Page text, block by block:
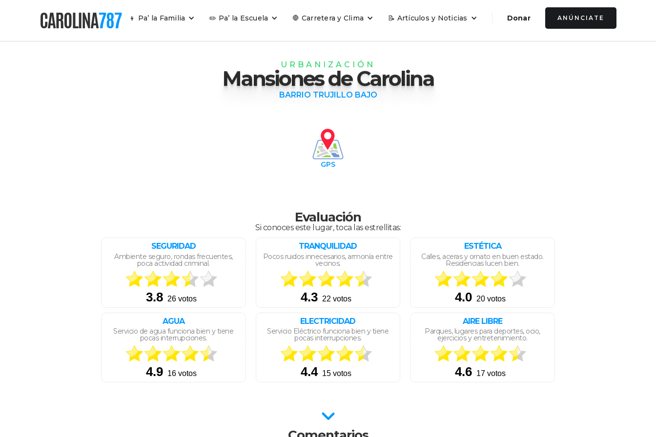
CAROLINA787 👦 Pa’ la Familia ✏️ Pa’ la Escuela 🛑 Carretera y Clima 📝 Artículos y Noticias Donar ANÚNCIATE
URBANIZACIÓN
Mansiones de Carolina
BARRIO TRUJILLO BAJO
GPS
Evaluación
Si conoces este lugar, toca las estrellitas:
SEGURIDAD
Ambiente seguro, rondas frecuentes,
poca actividad criminal.
TRANQUILIDAD
Pocos ruidos innecesarios, armonía entre
vecinos.
ESTÉTICA
Calles, aceras y ornato en buen estado.
Residencias lucen bien.
AGUA
Servicio de agua funciona bien y tiene
pocas interrupciones.
ELECTRICIDAD
Servicio Eléctrico funciona bien y tiene
pocas interrupciones.
AIRE LIBRE
Parques, lugares para deportes, ocio,
ejercicios y entretenimiento.